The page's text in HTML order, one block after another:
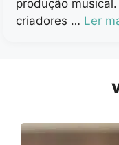
produção
criadores … Ler